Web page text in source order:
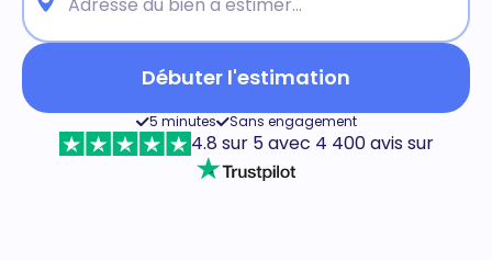
Débuter l'estimation
5 minutes Sans engagement
4.8 sur 5 avec 4 400 avis sur